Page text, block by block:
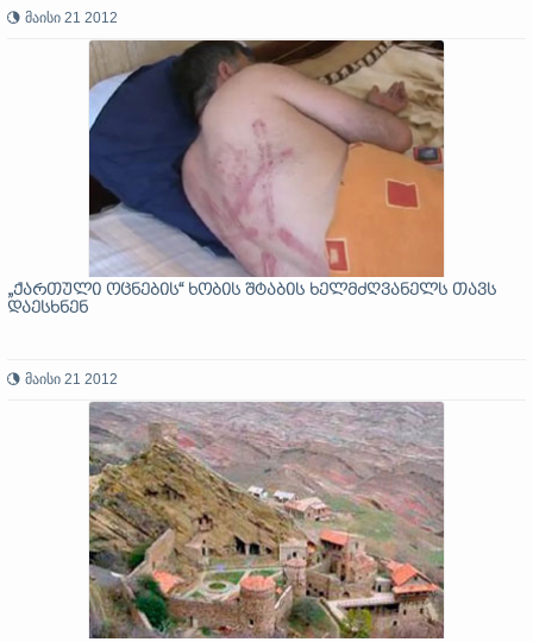
მაისი 21 2012
„ქართული ოცნების“ ხობის შტაბის ხელმძღვანელს თავს
დაესხნენ
მაისი 21 2012